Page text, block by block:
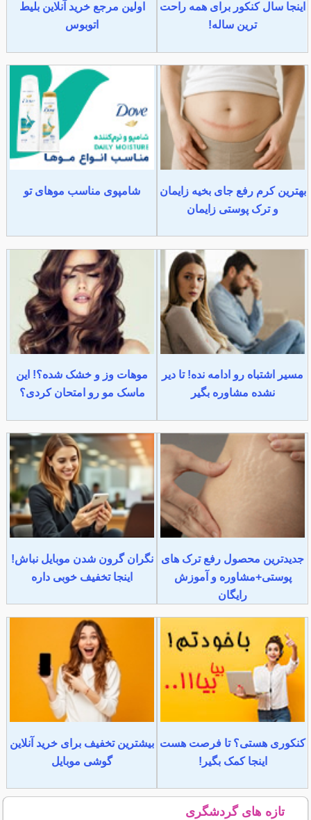
اینجا سال کنکور برای همه راحت
ترین ساله!
اولین مرجع خرید آنلاین بلیط
اتوبوس
بهترین کرم رفع جای بخیه زایمان
و ترک پوستی زایمان
شامپوی مناسب موهای تو
مسیر اشتباه رو ادامه نده! تا دیر
نشده مشاوره بگیر
موهات وز و خشک شده؟! این
ماسک مو رو امتحان کردی؟
جدیدترین محصول رفع ترک های
پوستی+مشاوره و آموزش
رایگان
نگران گرون شدن موبایل نباش!
اینجا تخفیف خوبی داره
کنکوری هستی؟ تا فرصت هست
اینجا کمک بگیر!
بیشترین تخفیف برای خرید آنلاین
گوشی موبایل
تازه های گردشگری